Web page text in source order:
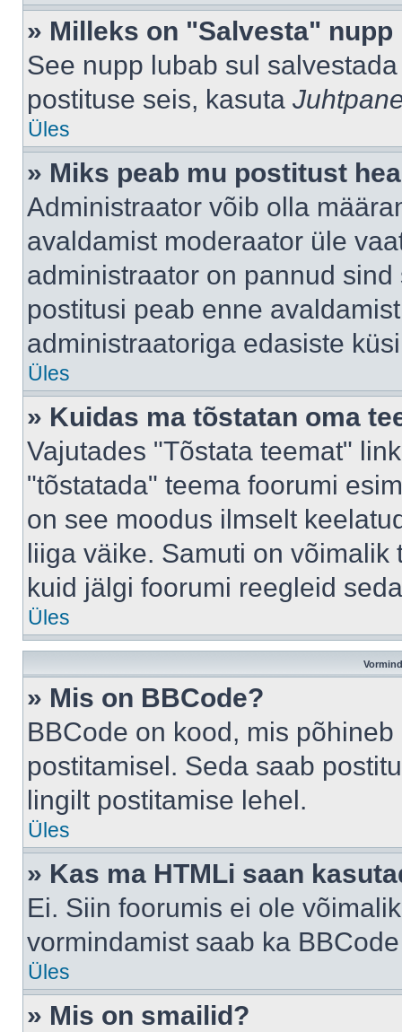
» Milleks on "Salvesta"
See nupp lubab sul
postituse seis, kasuta
Üles
» Miks peab mu postitust
Administraator võib olla
avaldamist moderaator üle
administraator on pannud
postitusi peab enne
administraatoriga edasiste
Üles
» Kuidas ma tõstatan oma
Vajutades "Tõstata teemat"
"tõstatada" teema foorumi
on see moodus ilmselt
liiga väike. Samuti on
kuid jälgi foorumi reegleid
Üles
» Mis on BBCode?
BBCode on kood, mis
postitamisel. Seda saab
lingilt postitamise lehel.
Üles
» Kas ma HTMLi saan
Ei. Siin foorumis ei ole
vormindamist saab ka
Üles
» Mis on smailid?